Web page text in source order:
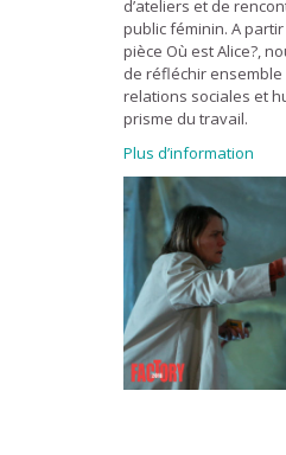
d’ateliers et de
public féminin. A
pièce Où est Alice?,
de réfléchir
relations sociales et
prisme du travail.
Plus d’information